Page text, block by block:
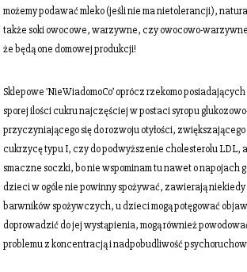
możemy podawać mleko (jeśli nie ma nietolerancji),
także soki owocowe, warzywne, czy owocowo-
że będą one domowej produkcji!
Sklepowe 'NieWiadomoCo’ oprócz rzekomo
sporej ilości cukru najczęściej w postaci syropu
przyczyniającego się do rozwoju otyłości,
cukrzycę typu I, czy do podwyższenie cholesterolu LDL, a
smaczne soczki, bo nie wspominam tu nawet o napojach
dzieci w ogóle nie powinny spożywać, zawierają
barwników spożywczych, u dzieci mogą potęgować
doprowadzić do jej wystąpienia, mogą również
problemu z koncentracją i nadpobudliwość